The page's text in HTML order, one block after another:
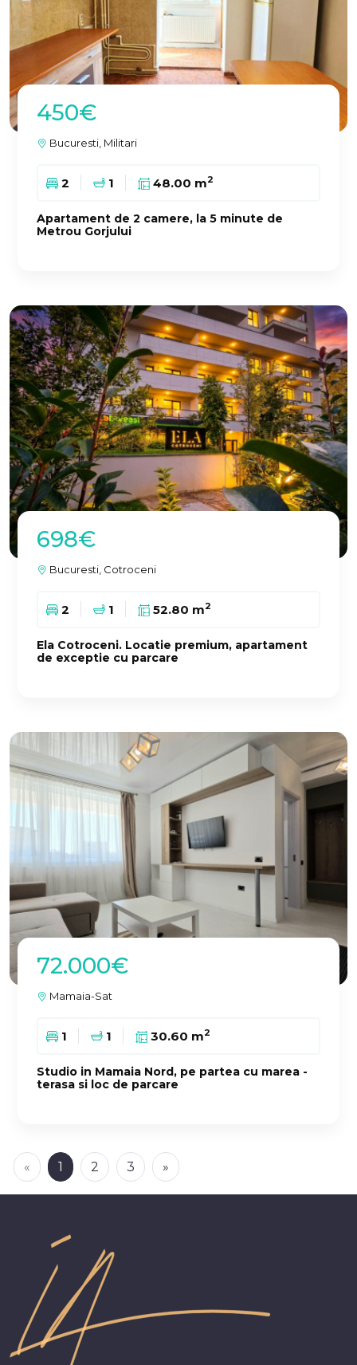
450€
Bucuresti, Militari
2 1 48.00 m2
Apartament de 2 camere, la 5 minute de
Metrou Gorjului
698€
Bucuresti, Cotroceni
2 1 52.80 m2
Ela Cotroceni. Locatie premium, apartament
de exceptie cu parcare
72.000€
Mamaia-Sat
1 1 30.60 m2
Studio in Mamaia Nord, pe partea cu marea -
terasa si loc de parcare
« 1 2 3 »